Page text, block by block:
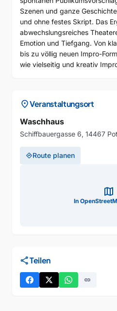
Szenen und ganze
und ohne festes Skript. Das
abwechslungsreiches
Emotion und Tiefgang. Von
bis zu völlig neuen Impro-
wie vielseitig und kreativ
location_onVeranstaltungsort
Waschhaus
Schiffbauergasse 6, 14467
directionsRoute planen
map
In
shareTeilen
link